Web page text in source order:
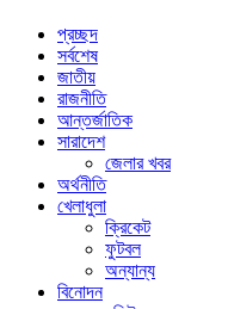
প্রচ্ছদ
সর্বশেষ
জাতীয়
রাজনীতি
আন্তর্জাতিক
সারাদেশ
জেলার খবর
অর্থনীতি
খেলাধুলা
ক্রিকেট
ফুটবল
অন্যান্য
বিনোদন